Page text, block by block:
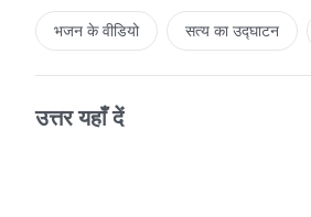
भजन के वीडियो सत्य का उद्घाटन
उत्तर यहाँ दें